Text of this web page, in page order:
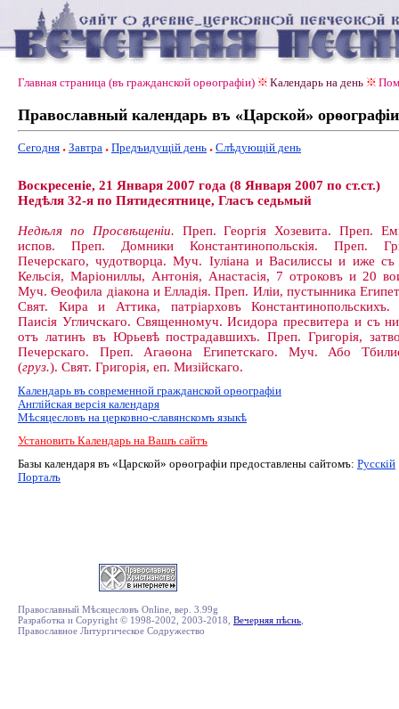
Главная страница (въ гражданской орѳографiи) Календарь на день
Православный календарь въ «Царской» орѳографiи
Сегодня Завтра Предъидущiй день Слѣдующiй день
Воскресеніе, 21 Января 2007 года (8 Января 2007 по ст.ст.)
Недѣля 32-я по Пятидесятнице, Гласъ седьмый
Недѣля по Просвѣщеніи. Преп. Георгія Хозевита. Преп.
испов. Преп. Домники Константинопольскія. Преп.
Печерскаго, чудотворца. Муч. Іуліана и Василиссы и иже
Кельсія, Маріониллы, Антонія, Анастасія, 7 отроковъ и 20
Муч. Ѳеофила діакона и Елладія. Преп. Иліи, пустынника
Свят. Кира и Аттика, патріарховъ
Паисія Угличскаго. Священномуч. Исидора пресвитера и съ
отъ латинъ въ Юрьевѣ пострадавшихъ. Преп. Григорія,
Печерскаго. Преп. Агаѳона Египетскаго. Муч. Або
(груз.). Свят. Григорія, еп. Мизійскаго.
Календарь въ современной гражданской орѳографiи
Англiйская версiя календаря
Мѣсяцесловъ на церковно-славянскомъ языкѣ
Установить Календарь на Вашъ сайтъ
Базы календаря въ «Царской» орѳографiи предоставлены сайтомъ: Русскiй
Порталъ
Православный Мѣсяцесловъ Online, вер. 3.99g
Разработка и Copyright © 1998-2002, 2003-2018, Вечерняя пѣснь
Православное Литургическое Содружество